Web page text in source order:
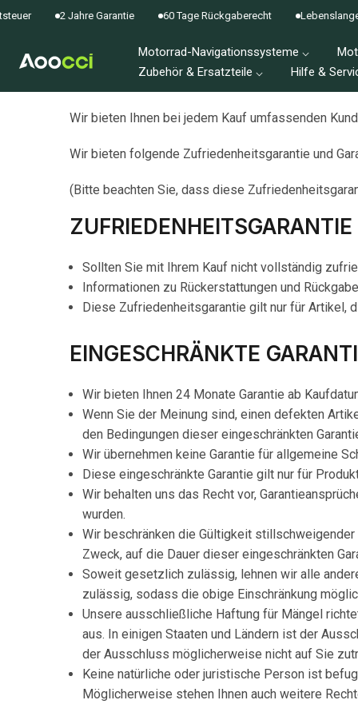
Zum
springen
2 Jahre Garantie 60 Tage Rückgaberecht Lebenslange
Motorrad-Navigationssysteme ⌵
Zubehör & Ersatzteile ⌵
Hilfe &
Wir bieten Ihnen bei jedem Kauf umfassenden
Wir bieten folgende Zufriedenheitsgarantie und
(Bitte beachten Sie, dass diese
ZUFRIEDENHEITSGARANTIE
Sollten Sie mit Ihrem Kauf nicht vollständig
Informationen zu Rückerstattungen und
Diese Zufriedenheitsgarantie gilt nur für Artikel,
EINGESCHRÄNKTE
Wir bieten Ihnen 24 Monate Garantie ab
Wenn Sie der Meinung sind, einen defekten
den Bedingungen dieser eingeschränkten
Wir übernehmen keine Garantie für allgemeine
Diese eingeschränkte Garantie gilt nur für
Wir behalten uns das Recht vor,
wurden.
Wir beschränken die Gültigkeit
Zweck, auf die Dauer dieser eingeschränkten
Soweit gesetzlich zulässig, lehnen wir alle
zulässig, sodass die obige Einschränkung
Unsere ausschließliche Haftung für Mängel
aus. In einigen Staaten und Ländern ist der
der Ausschluss möglicherweise nicht auf Sie
Keine natürliche oder juristische Person ist
Möglicherweise stehen Ihnen auch weitere